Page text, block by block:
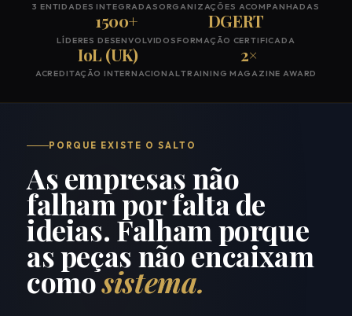
3 ENTIDADES INTEGRADASORGANIZAÇÕES ACOMPANHADAS
1500+
LÍDERES DESENVOLVIDOS
DGERT
FORMAÇÃO CERTIFICADA
IoL (UK)
ACREDITAÇÃO INTERNACIONAL
2×
TRAINING MAGAZINE AWARD
PORQUE EXISTE O SALTO
As empresas não
falham por falta de
ideias. Falham porque
as peças não encaixam
comosistema.